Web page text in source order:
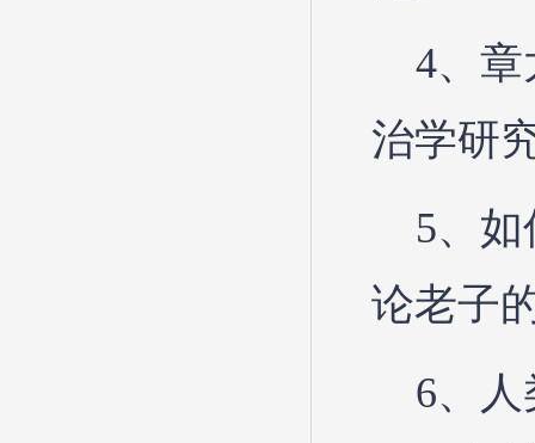
4、
治学研
5、
论老子
6、